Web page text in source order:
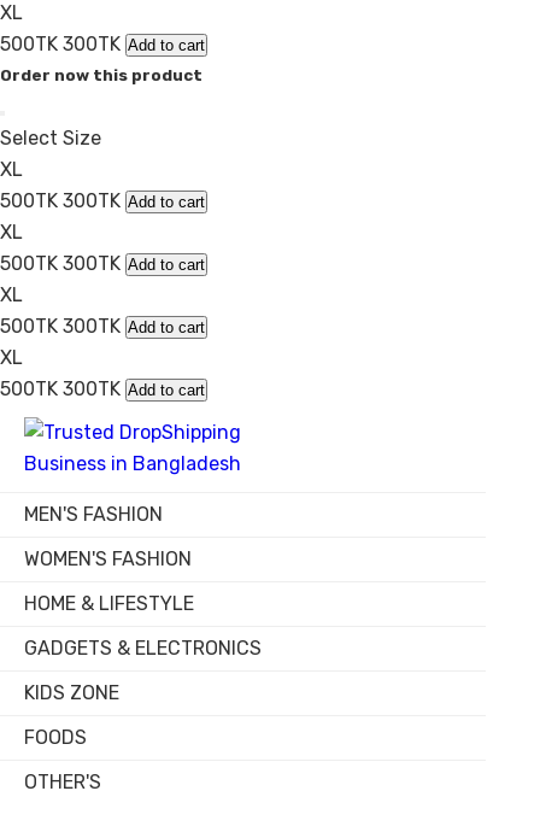
XL
500TK 300TK Add to cart
Order now this product
Select Size
XL
500TK 300TK Add to cart
XL
500TK 300TK Add to cart
XL
500TK 300TK Add to cart
XL
500TK 300TK Add to cart
MEN'S FASHION
WOMEN'S FASHION
HOME & LIFESTYLE
GADGETS & ELECTRONICS
KIDS ZONE
FOODS
OTHER'S